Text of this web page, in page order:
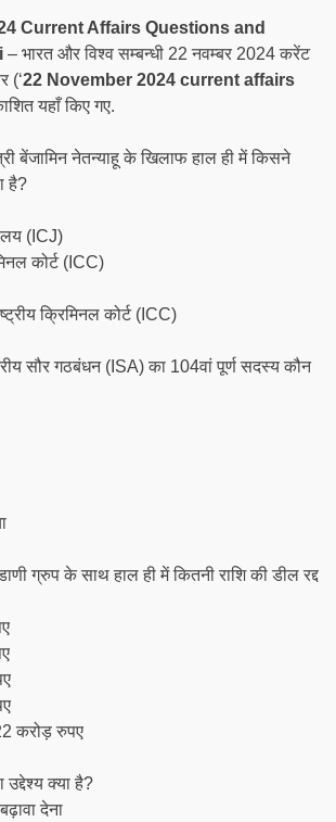
Current Affairs Questions and
– भारत और विश्व सम्बन्धी 22 नवम्बर 2024 करेंट
(‘22 November 2024 current affairs
यहाँ किए गए.
बेंजामिन नेतन्याहू के खिलाफ हाल ही में किसने
है?
(ICJ)
कोर्ट (ICC)
क्रिमिनल कोर्ट (ICC)
सौर गठबंधन (ISA) का 104वां पूर्ण सदस्य कौन
ग्रुप के साथ हाल ही में कितनी राशि की डील रद्द
करोड़ रुपए
क्या है?
देना